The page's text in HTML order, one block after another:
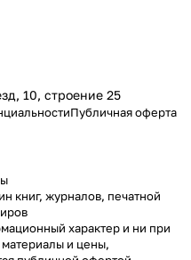
10, строение 25
Публичная оферта
книг, журналов, печатной
характер и ни при
и цены,